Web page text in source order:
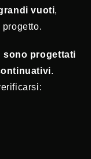
vuoti,
progetto.
sono progettati
.